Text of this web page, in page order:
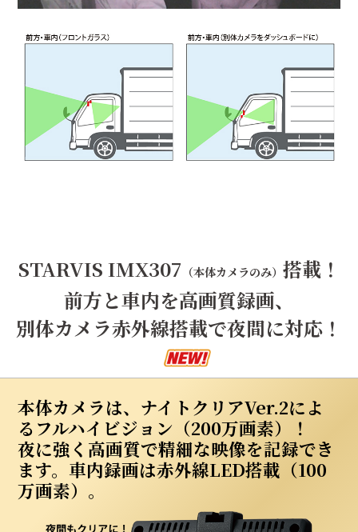
STARVIS IMX307 （本体カメラのみ） 搭載！
前方と車内を高画質録画、
別体カメラ赤外線搭載で夜間に対応！
本体カメラは、ナイトクリアVer.2によ
るフルハイビジョン（200万画素）！
夜に強く高画質で精細な映像を記録でき
ます。車内録画は赤外線LED搭載（100
万画素）。